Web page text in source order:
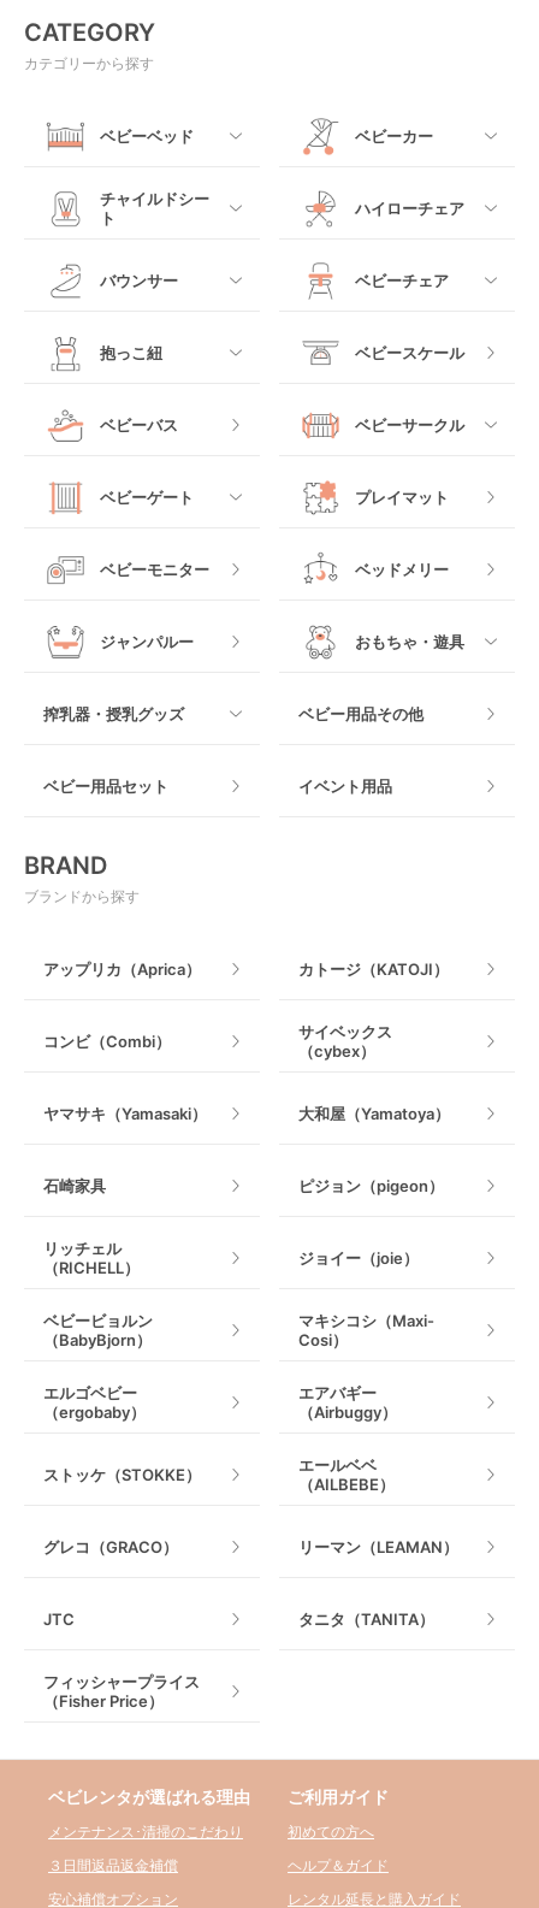
CATEGORY
カテゴリーから探す
ベビーベッド
すべて
レギュラーサイズベビ
ベッドインベッド
クーファン
マットレス・布団
ベビーベッドその他
ベビーカー
すべて
ベビーカーその他
チャイルドシー
ト
すべて
ジュニアシート
チャイルドシートその
他
ハイローチェア
すべて
バウンサー
すべて
ロッキングタイプ
ベビーチェア
すべて
テーブルチェア
抱っこ紐
すべて
ヒップシート
抱っこ紐その他
ベビースケール
ベビーバス ベビーサークル
すべて
木製
マット製
ベビーゲート
すべて
プレイマット
ベビーモニター ベッドメリー
ジャンパルー おもちゃ・遊具
室内遊具
搾乳器・授乳グッズ
授乳グッズ・ママ用品
ベビー用品その他
ベビー用品セット イベント用品
BRAND
ブランドから探す
アップリカ（Aprica） カトージ（KATOJI）
コンビ（Combi）
サイベックス
（cybex）
ヤマサキ（Yamasaki） 大和屋（Yamatoya）
石崎家具 ピジョン（pigeon）
リッチェル
（RICHELL）
ジョイー（joie）
ベビービョルン
（BabyBjorn）
マキシコシ（Maxi-
Cosi）
エルゴベビー
（ergobaby）
エアバギー
（Airbuggy）
ストッケ（STOKKE）
エールベベ
（AILBEBE）
グレコ（GRACO） リーマン（LEAMAN）
JTC タニタ（TANITA）
フィッシャープライス
（Fisher Price）
ベビレンタが選ばれる理由
メンテナンス･清掃のこだわり
３日間返品返金補償
安心補償オプション
ご利用ガイド
初めての方へ
ヘルプ＆ガイド
レンタル延長と購入ガイド